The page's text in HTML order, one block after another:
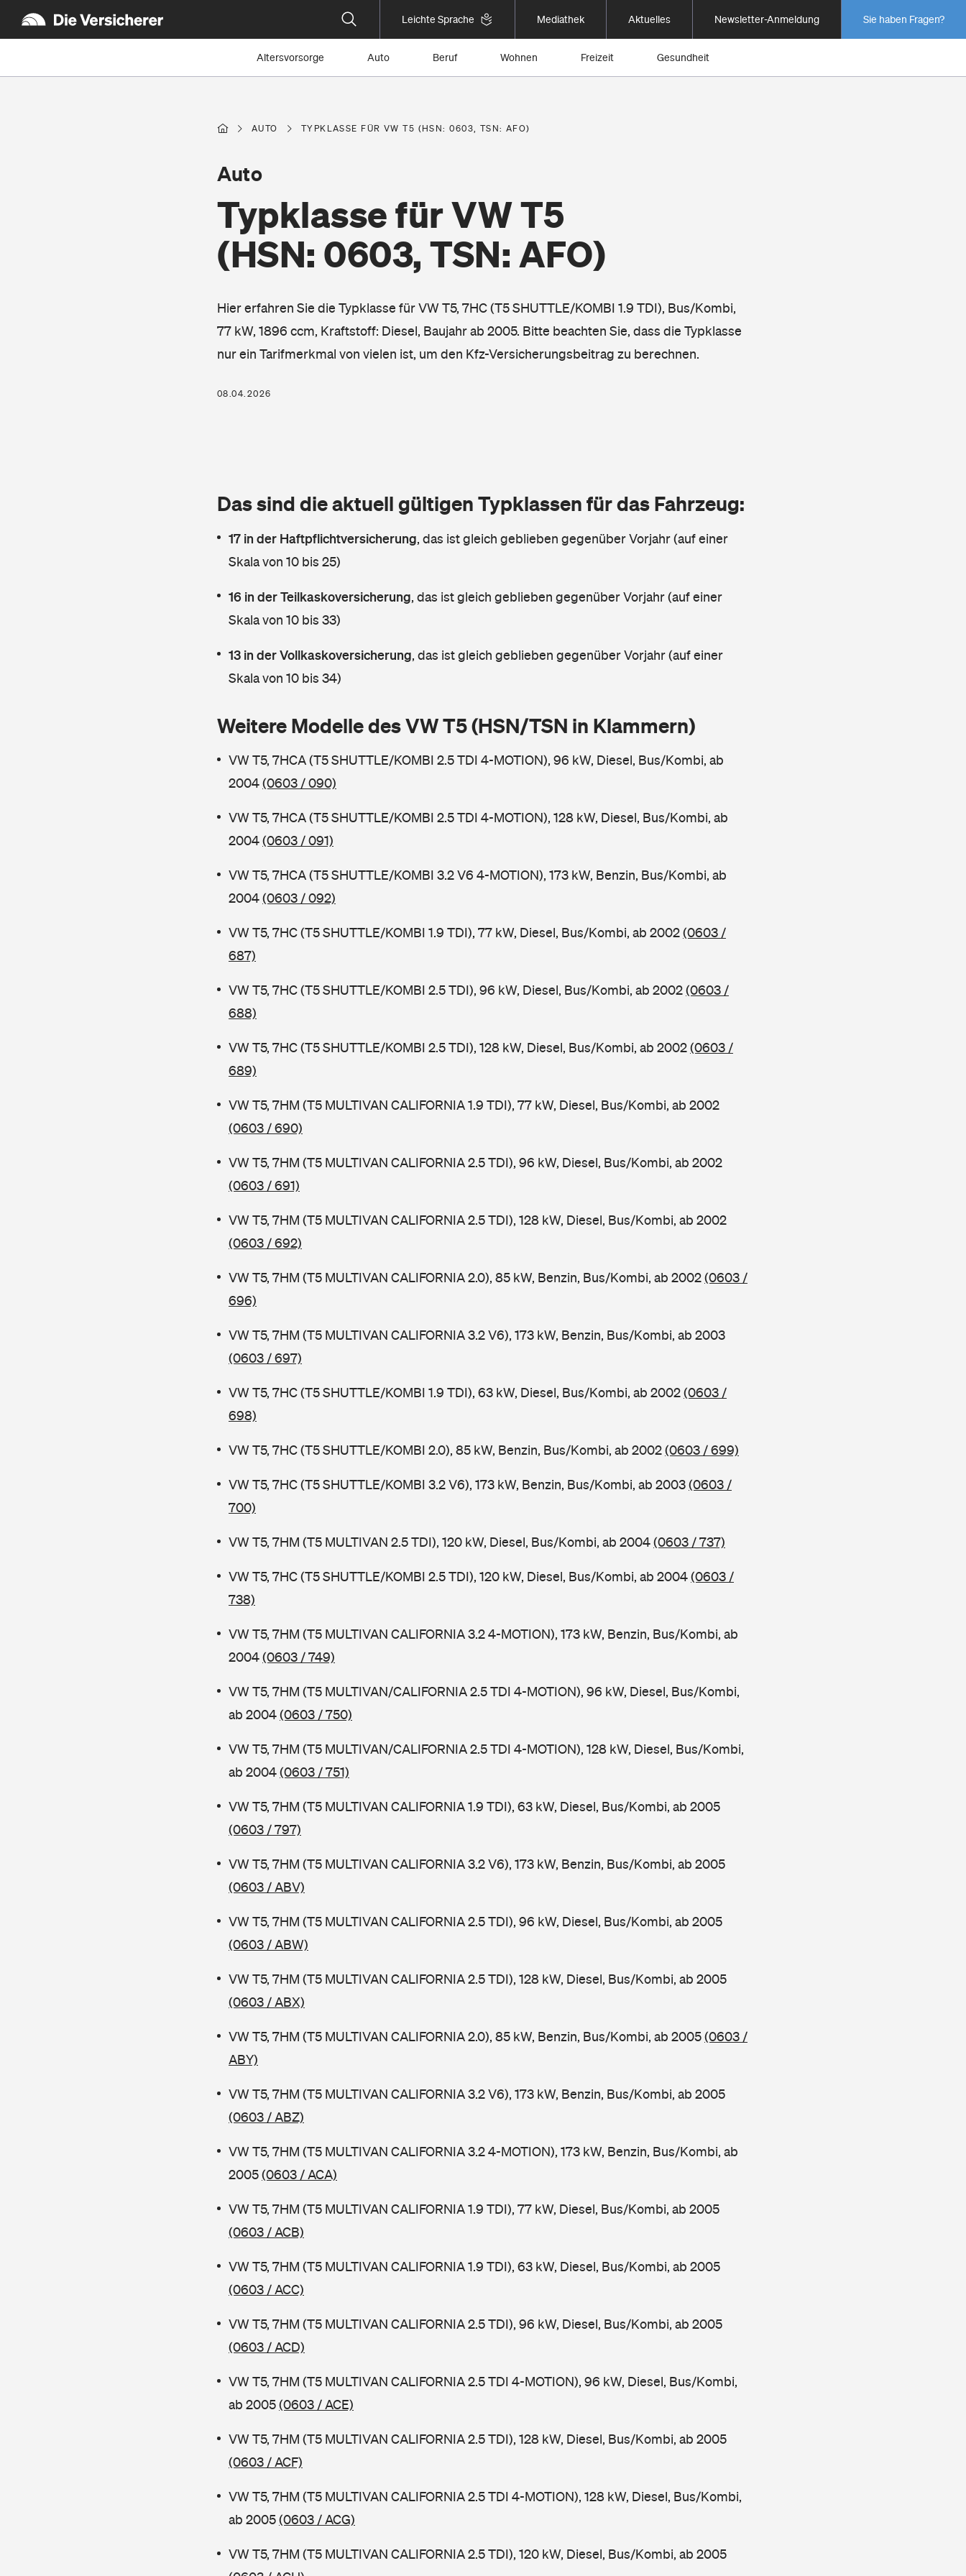
Leichte Sprache Mediathek Aktuelles Newsletter-Anmeldung Sie haben Fragen?
Altersvorsorge Auto Beruf Wohnen Freizeit Gesundheit
AUTO TYPKLASSE FÜR VW T5 (HSN: 0603, TSN: AFO)
Typklasse für VW T5
(HSN: 0603, TSN: AFO)
Auto
Hier erfahren Sie die Typklasse für VW T5, 7HC (T5 SHUTTLE/KOMBI 1.9 TDI), Bus/Kombi,
77 kW, 1896 ccm, Kraftstoff: Diesel, Baujahr ab 2005. Bitte beachten Sie, dass die Typklasse
nur ein Tarifmerkmal von vielen ist, um den Kfz-Versicherungsbeitrag zu berechnen.
08.04.2026
Das sind die aktuell gültigen Typklassen für das Fahrzeug:
17 in der Haftpflichtversicherung, das ist gleich geblieben gegenüber Vorjahr (auf einer
Skala von 10 bis 25)
16 in der Teilkaskoversicherung, das ist gleich geblieben gegenüber Vorjahr (auf einer
Skala von 10 bis 33)
13 in der Vollkaskoversicherung, das ist gleich geblieben gegenüber Vorjahr (auf einer
Skala von 10 bis 34)
Weitere Modelle des VW T5 (HSN/TSN in Klammern)
VW T5, 7HCA (T5 SHUTTLE/KOMBI 2.5 TDI 4-MOTION), 96 kW, Diesel, Bus/Kombi, ab
2004(0603 / 090)
VW T5, 7HCA (T5 SHUTTLE/KOMBI 2.5 TDI 4-MOTION), 128 kW, Diesel, Bus/Kombi, ab
2004(0603 / 091)
VW T5, 7HCA (T5 SHUTTLE/KOMBI 3.2 V6 4-MOTION), 173 kW, Benzin, Bus/Kombi, ab
2004(0603 / 092)
VW T5, 7HC (T5 SHUTTLE/KOMBI 1.9 TDI), 77 kW, Diesel, Bus/Kombi, ab 2002(0603 /
687)
VW T5, 7HC (T5 SHUTTLE/KOMBI 2.5 TDI), 96 kW, Diesel, Bus/Kombi, ab 2002(0603 /
688)
VW T5, 7HC (T5 SHUTTLE/KOMBI 2.5 TDI), 128 kW, Diesel, Bus/Kombi, ab 2002(0603 /
689)
VW T5, 7HM (T5 MULTIVAN CALIFORNIA 1.9 TDI), 77 kW, Diesel, Bus/Kombi, ab 2002
(0603 / 690)
VW T5, 7HM (T5 MULTIVAN CALIFORNIA 2.5 TDI), 96 kW, Diesel, Bus/Kombi, ab 2002
(0603 / 691)
VW T5, 7HM (T5 MULTIVAN CALIFORNIA 2.5 TDI), 128 kW, Diesel, Bus/Kombi, ab 2002
(0603 / 692)
VW T5, 7HM (T5 MULTIVAN CALIFORNIA 2.0), 85 kW, Benzin, Bus/Kombi, ab 2002(0603 /
696)
VW T5, 7HM (T5 MULTIVAN CALIFORNIA 3.2 V6), 173 kW, Benzin, Bus/Kombi, ab 2003
(0603 / 697)
VW T5, 7HC (T5 SHUTTLE/KOMBI 1.9 TDI), 63 kW, Diesel, Bus/Kombi, ab 2002(0603 /
698)
VW T5, 7HC (T5 SHUTTLE/KOMBI 2.0), 85 kW, Benzin, Bus/Kombi, ab 2002(0603 / 699)
VW T5, 7HC (T5 SHUTTLE/KOMBI 3.2 V6), 173 kW, Benzin, Bus/Kombi, ab 2003(0603 /
700)
VW T5, 7HM (T5 MULTIVAN 2.5 TDI), 120 kW, Diesel, Bus/Kombi, ab 2004(0603 / 737)
VW T5, 7HC (T5 SHUTTLE/KOMBI 2.5 TDI), 120 kW, Diesel, Bus/Kombi, ab 2004(0603 /
738)
VW T5, 7HM (T5 MULTIVAN CALIFORNIA 3.2 4-MOTION), 173 kW, Benzin, Bus/Kombi, ab
2004(0603 / 749)
VW T5, 7HM (T5 MULTIVAN/CALIFORNIA 2.5 TDI 4-MOTION), 96 kW, Diesel, Bus/Kombi,
ab 2004(0603 / 750)
VW T5, 7HM (T5 MULTIVAN/CALIFORNIA 2.5 TDI 4-MOTION), 128 kW, Diesel, Bus/Kombi,
ab 2004(0603 / 751)
VW T5, 7HM (T5 MULTIVAN CALIFORNIA 1.9 TDI), 63 kW, Diesel, Bus/Kombi, ab 2005
(0603 / 797)
VW T5, 7HM (T5 MULTIVAN CALIFORNIA 3.2 V6), 173 kW, Benzin, Bus/Kombi, ab 2005
(0603 / ABV)
VW T5, 7HM (T5 MULTIVAN CALIFORNIA 2.5 TDI), 96 kW, Diesel, Bus/Kombi, ab 2005
(0603 / ABW)
VW T5, 7HM (T5 MULTIVAN CALIFORNIA 2.5 TDI), 128 kW, Diesel, Bus/Kombi, ab 2005
(0603 / ABX)
VW T5, 7HM (T5 MULTIVAN CALIFORNIA 2.0), 85 kW, Benzin, Bus/Kombi, ab 2005(0603 /
ABY)
VW T5, 7HM (T5 MULTIVAN CALIFORNIA 3.2 V6), 173 kW, Benzin, Bus/Kombi, ab 2005
(0603 / ABZ)
VW T5, 7HM (T5 MULTIVAN CALIFORNIA 3.2 4-MOTION), 173 kW, Benzin, Bus/Kombi, ab
2005(0603 / ACA)
VW T5, 7HM (T5 MULTIVAN CALIFORNIA 1.9 TDI), 77 kW, Diesel, Bus/Kombi, ab 2005
(0603 / ACB)
VW T5, 7HM (T5 MULTIVAN CALIFORNIA 1.9 TDI), 63 kW, Diesel, Bus/Kombi, ab 2005
(0603 / ACC)
VW T5, 7HM (T5 MULTIVAN CALIFORNIA 2.5 TDI), 96 kW, Diesel, Bus/Kombi, ab 2005
(0603 / ACD)
VW T5, 7HM (T5 MULTIVAN CALIFORNIA 2.5 TDI 4-MOTION), 96 kW, Diesel, Bus/Kombi,
ab 2005(0603 / ACE)
VW T5, 7HM (T5 MULTIVAN CALIFORNIA 2.5 TDI), 128 kW, Diesel, Bus/Kombi, ab 2005
(0603 / ACF)
VW T5, 7HM (T5 MULTIVAN CALIFORNIA 2.5 TDI 4-MOTION), 128 kW, Diesel, Bus/Kombi,
ab 2005(0603 / ACG)
VW T5, 7HM (T5 MULTIVAN CALIFORNIA 2.5 TDI), 120 kW, Diesel, Bus/Kombi, ab 2005